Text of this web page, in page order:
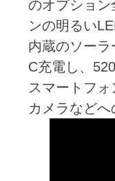
のオプション
ンの明るい
内蔵のソー
C充電し、
スマートフ
カメラなどへ